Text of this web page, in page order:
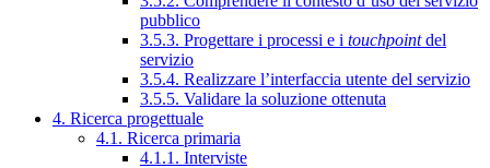
pubblico
3.5.3. Progettare i processi e i touchpointdel
servizio
3.5.4. Realizzare l’interfaccia utente del servizio
3.5.5. Validare la soluzione ottenuta
4. Ricerca progettuale
4.1. Ricerca primaria
4.1.1. Interviste